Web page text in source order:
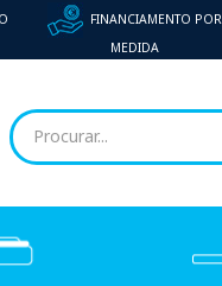
FINANCIAMENTO POR
MEDIDA